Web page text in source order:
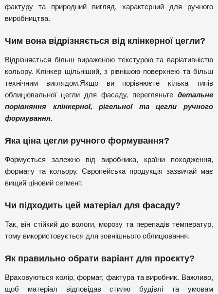
фактуру та природний вигляд, характерний для ручного
виробництва.
Чим вона відрізняється від клінкерної цегли?
Відрізняється більш вираженою текстурою та варіативністю
кольору. Клінкер щільніший, з рівнішою поверхнею та більш
технічним виглядом.Якщо ви порівнюєте кілька типів
облицювальної цегли для фасаду, перегляньте детальне
порівняння клінкерної, рігельної та цегли ручного
формування.
Яка ціна цегли ручного формування?
Формується залежно від виробника, країни походження,
формату та кольору. Європейська продукція зазвичай має
вищий ціновий сегмент.
Чи підходить цей матеріал для фасаду?
Так, він стійкий до вологи, морозу та перепадів температур,
тому використовується для зовнішнього облицювання.
Як правильно обрати варіант для проєкту?
Враховуються колір, формат, фактура та виробник. Важливо,
щоб матеріал відповідав стилю будівлі та умовам